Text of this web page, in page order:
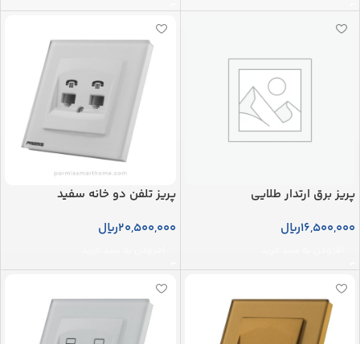
پریز برق ارتدار طلایی
16,500,000ریال
پریز تلفن دو خانه سفید
20,500,000ریال